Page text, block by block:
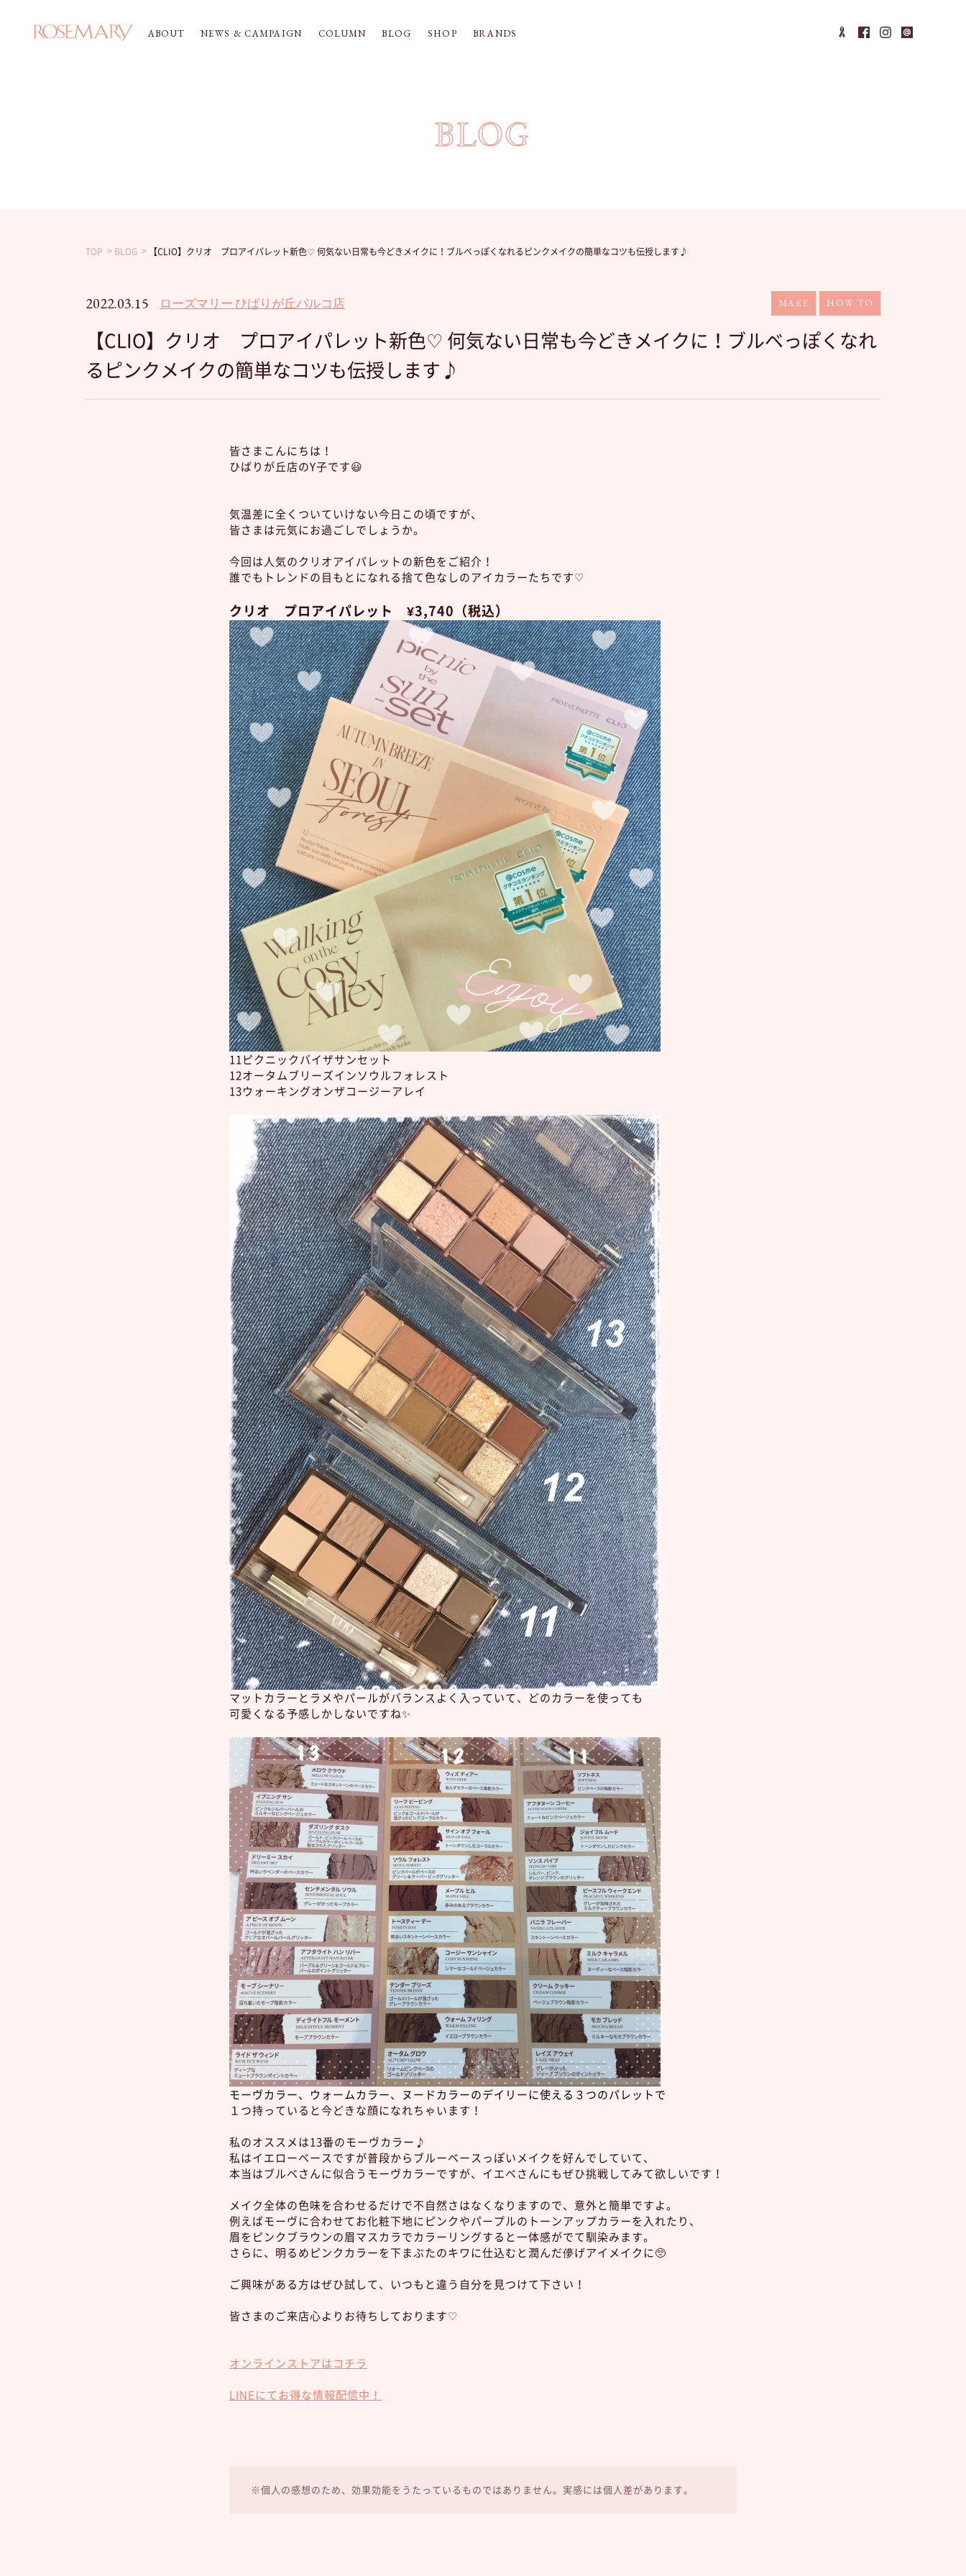
ABOUT NEWS & CAMPAIGN COLUMN BLOG SHOP BRANDS
BLOG
TOP BLOG 【CLIO】クリオ プロアイパレット新色♡ 何気ない日常も今どきメイクに！ブルベっぽくなれるピンクメイクの簡単なコツも伝授します♪
2022.03.15 ローズマリー ひばりが丘パルコ店 MAKE HOW TO
【CLIO】クリオ プロアイパレット新色♡ 何気ない日常も今どきメイクに！ブルベっぽくなれ
るピンクメイクの簡単なコツも伝授します♪
皆さまこんにちは！
ひばりが丘店のY子です😃
気温差に全くついていけない今日この頃ですが、
皆さまは元気にお過ごしでしょうか。
今回は人気のクリオアイパレットの新色をご紹介！
誰でもトレンドの目もとになれる捨て色なしのアイカラーたちです♡
クリオ プロアイパレット ¥3,740（税込）
11ピクニックバイザサンセット
12オータムブリーズインソウルフォレスト
13ウォーキングオンザコージーアレイ
マットカラーとラメやパールがバランスよく入っていて、どのカラーを使っても
可愛くなる予感しかしないですね✨
モーヴカラー、ウォームカラー、ヌードカラーのデイリーに使える３つのパレットで
１つ持っていると今どきな顔になれちゃいます！
私のオススメは13番のモーヴカラー♪
私はイエローベースですが普段からブルーベースっぽいメイクを好んでしていて、
本当はブルベさんに似合うモーヴカラーですが、イエベさんにもぜひ挑戦してみて欲しいです！
メイク全体の色味を合わせるだけで不自然さはなくなりますので、意外と簡単ですよ。
例えばモーヴに合わせてお化粧下地にピンクやパープルのトーンアップカラーを入れたり、
眉をピンクブラウンの眉マスカラでカラーリングすると一体感がでて馴染みます。
さらに、明るめピンクカラーを下まぶたのキワに仕込むと潤んだ儚げアイメイクに🥺
ご興味がある方はぜひ試して、いつもと違う自分を見つけて下さい！
皆さまのご来店心よりお待ちしております♡
オンラインストアはコチラ
LINEにてお得な情報配信中！
※個人の感想のため、効果効能をうたっているものではありません。実感には個人差があります。